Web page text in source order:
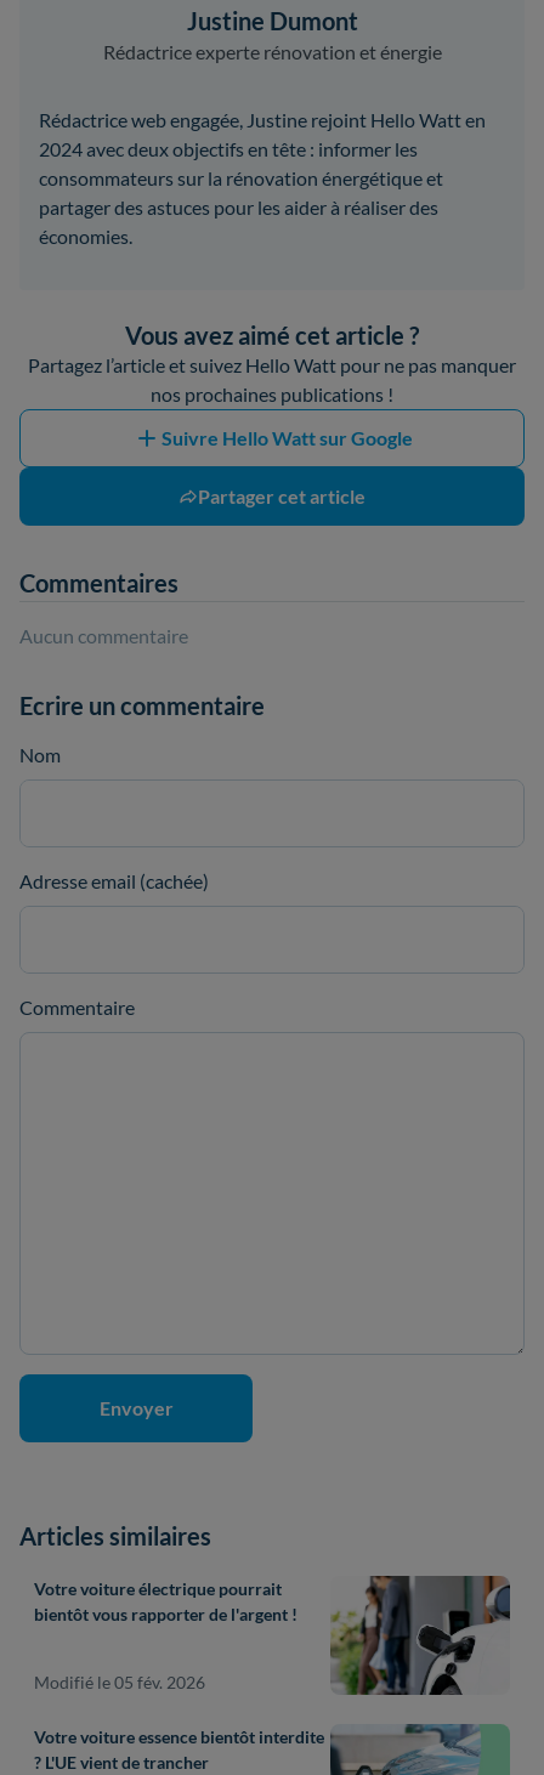
Justine Dumont
Rédactrice experte rénovation et énergie
Rédactrice web engagée, Justine rejoint Hello Watt en
2024 avec deux objectifs en tête : informer les
consommateurs sur la rénovation énergétique et
partager des astuces pour les aider à réaliser des
économies.
Vous avez aimé cet article ?
Partagez l’article et suivez Hello Watt pour ne pas manquer
nos prochaines publications !
Suivre Hello Watt sur Google
Partager cet article
Commentaires
Aucun commentaire
Ecrire un commentaire
Nom
Adresse email (cachée)
Commentaire
Articles similaires
Votre voiture électrique pourrait
bientôt vous rapporter de l'argent !
Modifié le 05 fév. 2026
Votre voiture essence bientôt interdite
? L'UE vient de trancher